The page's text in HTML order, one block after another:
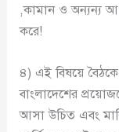
,কামান ও অন্যন্য
করে!
৪) এই বিষয়ে
বাংলাদেশের
আসা উচিত এবং